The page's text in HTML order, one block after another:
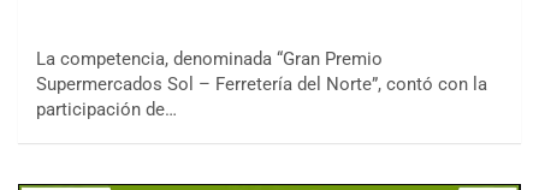
La competencia, denominada “Gran Premio
Supermercados Sol – Ferretería del Norte”, contó con la
participación de…